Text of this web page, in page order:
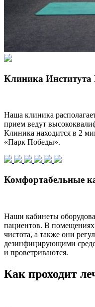
Клиника Института
Наша клиника
прием ведут
Клиника находится в 2
«Парк Победы».
Комфортабельные
Наши кабинеты
пациентов. В помещениях
чистота, а также они
дезинфицирующими
и проветриваются.
Как проходит